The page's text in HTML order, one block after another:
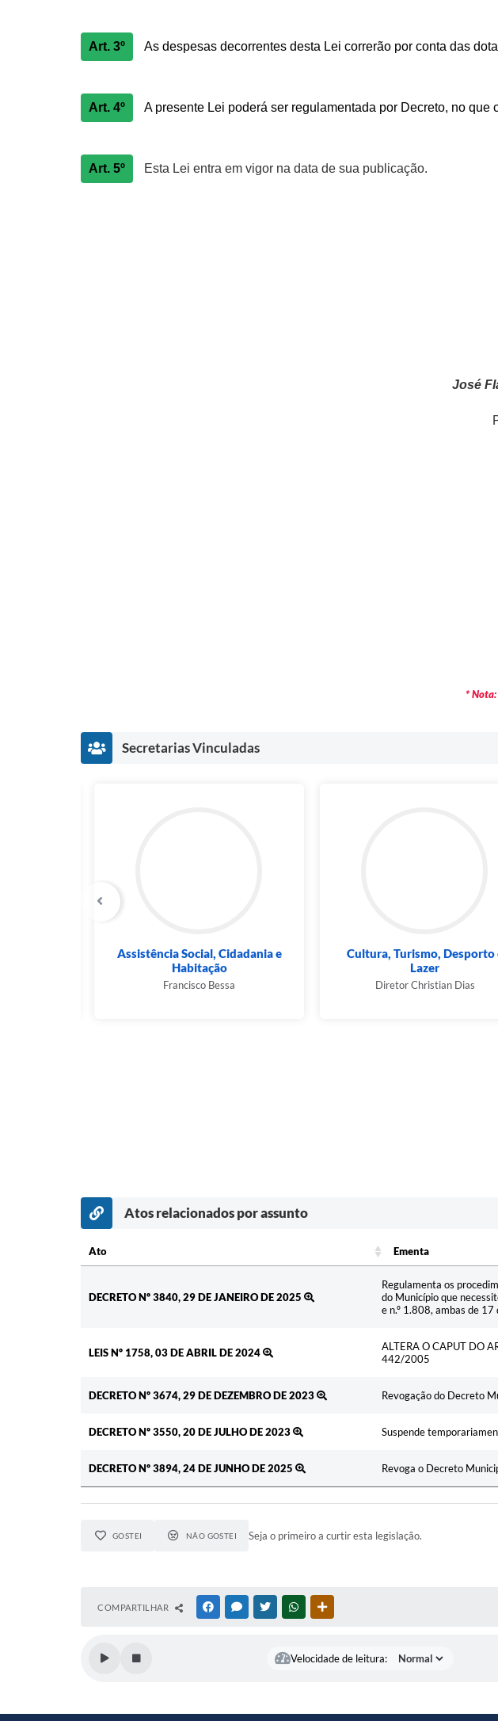
Art. 3º As despesas decorrentes desta Lei correrão por conta das
Art. 4º A presente Lei poderá ser regulamentada por Decreto, no que
Art. 5º Esta Lei entra em vigor na data de sua publicação.
José
Prefeito
*
Secretarias Vinculadas
Assistência Social, Cidadania e
Habitação
Francisco Bessa
Cultura, Turismo, Desporto e
Lazer
Diretor Christian Dias
Atos relacionados por assunto
Ato Ementa
DECRETO Nº 3840, 29 DE JANEIRO DE 2025
Regulamenta os
do Município que
e n.º 1.808, ambas de
LEIS Nº 1758, 03 DE ABRIL DE 2024
ALTERA O CAPUT DO
442/2005
DECRETO Nº 3674, 29 DE DEZEMBRO DE 2023 Revogação do Decreto
DECRETO Nº 3550, 20 DE JULHO DE 2023 Suspende
DECRETO Nº 3894, 24 DE JUNHO DE 2025 Revoga o Decreto
GOSTEI NÃO GOSTEI Seja o primeiro a curtir esta legislação.
COMPARTILHAR FACEBOOKMESSENGER
TWITTERWHATSAPP
Velocidade de leitura: